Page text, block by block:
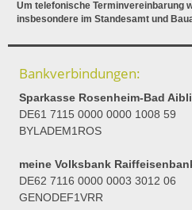
Um telefonische Terminvereinbarung
insbesondere im Standesamt und
Bankverbindungen:
Sparkasse Rosenheim-Bad
DE61 7115 0000 0000 1008 59
BYLADEM1ROS
meine Volksbank
DE62 7116 0000 0003 3012 06
GENODEF1VRR